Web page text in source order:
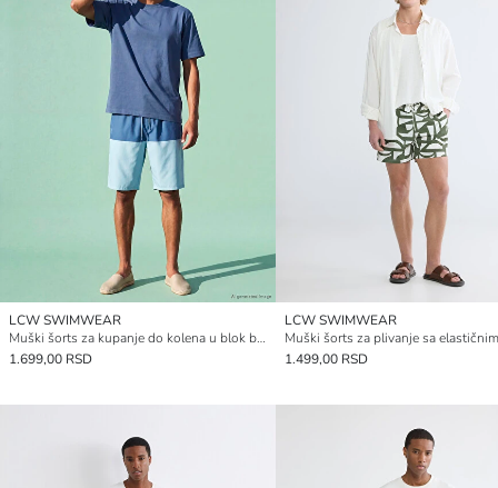
LCW SWIMWEAR
Muški šorts za kupanje do kolena u blok boji
1.699,00 RSD
LCW SWIMWEAR
1.499,00 RSD